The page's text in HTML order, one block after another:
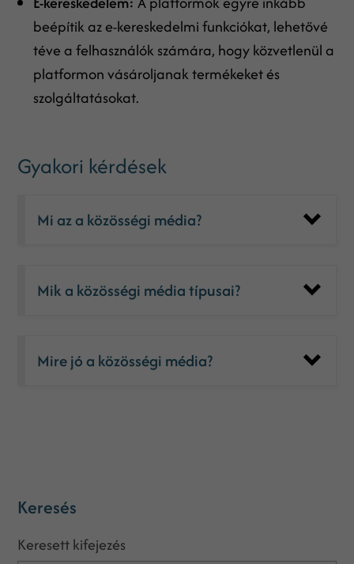
beépítik az e-kereskedelmi funkciókat, lehetővé
téve a felhasználók számára, hogy közvetlenül a
platformon vásároljanak termékeket és
szolgáltatásokat.
Gyakori kérdések
Mi az a közösségi média?
Mik a közösségi média típusai?
Mire jó a közösségi média?
Keresés
Keresett kifejezés